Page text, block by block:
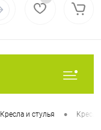
Кресла и стулья • Кресла